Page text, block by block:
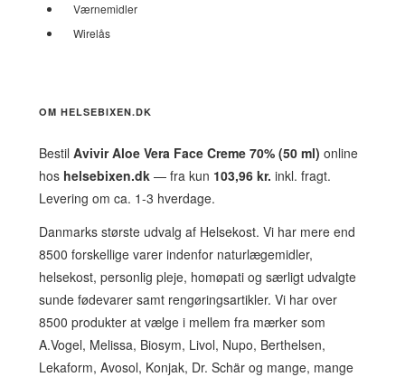
Værnemidler
Wirelås
OM HELSEBIXEN.DK
Bestil Avivir Aloe Vera Face Creme 70% (50 ml) online
hos helsebixen.dk — fra kun 103,96 kr. inkl. fragt.
Levering om ca. 1-3 hverdage.
Danmarks største udvalg af Helsekost. Vi har mere end
8500 forskellige varer indenfor naturlægemidler,
helsekost, personlig pleje, homøpati og særligt udvalgte
sunde fødevarer samt rengøringsartikler. Vi har over
8500 produkter at vælge i mellem fra mærker som
A.Vogel, Melissa, Biosym, Livol, Nupo, Berthelsen,
Lekaform, Avosol, Konjak, Dr. Schär og mange, mange